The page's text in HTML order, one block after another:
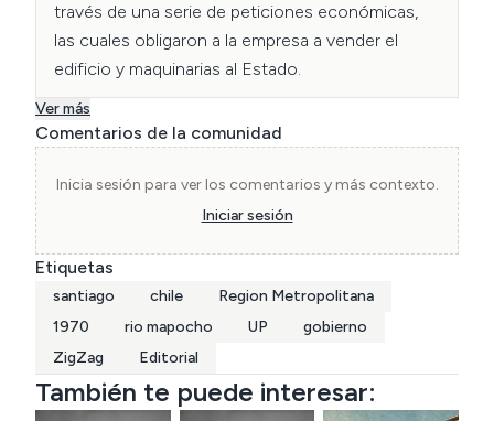
través de una serie de peticiones económicas,
las cuales obligaron a la empresa a vender el
edificio y maquinarias al Estado.
Ver más
Comentarios de la comunidad
Inicia sesión para ver los comentarios y más contexto.
Iniciar sesión
Etiquetas
santiago chile
Region Metropolitana
1970
rio mapocho UP
gobierno
ZigZag
Editorial
También te puede interesar: